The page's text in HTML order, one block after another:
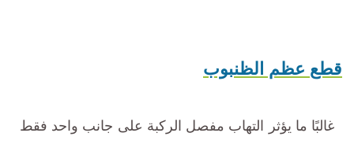
قطع عظم الظنبوب
غالبًا ما يؤثر التهاب مفصل الركبة على جانب واحد فقط